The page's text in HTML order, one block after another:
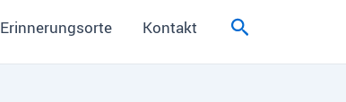
Erinnerungsorte Kontakt Suchen